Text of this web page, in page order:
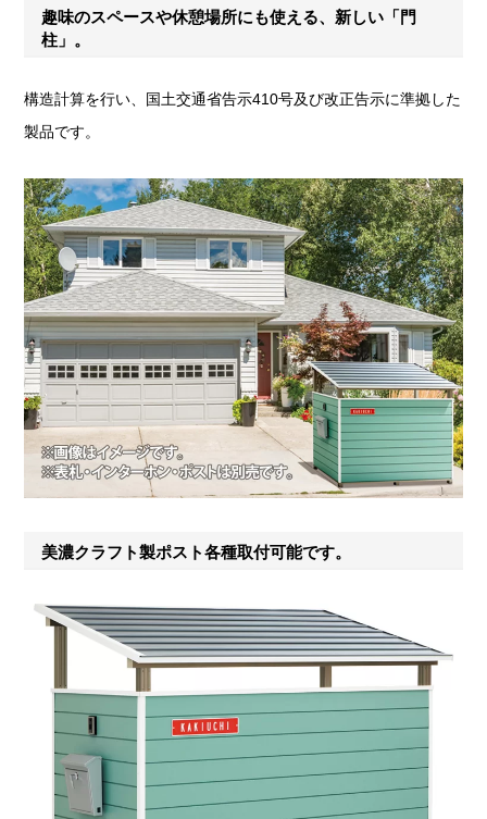
趣味のスペースや休憩場所にも使える、新しい「門
柱」。
構造計算を行い、国土交通省告示410号及び改正告示に準拠した
製品です。
美濃クラフト製ポスト各種取付可能です。